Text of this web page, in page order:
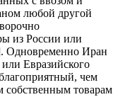
любой другой
из России или
Одновременно Иран
или Евразийского
чем
товарам